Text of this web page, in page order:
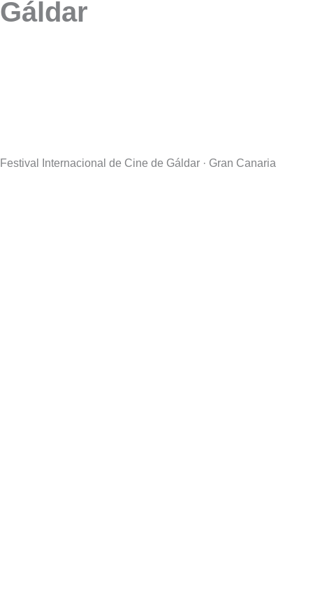
Gáldar
Festival Internacional de Cine de Gáldar · Gran Canaria